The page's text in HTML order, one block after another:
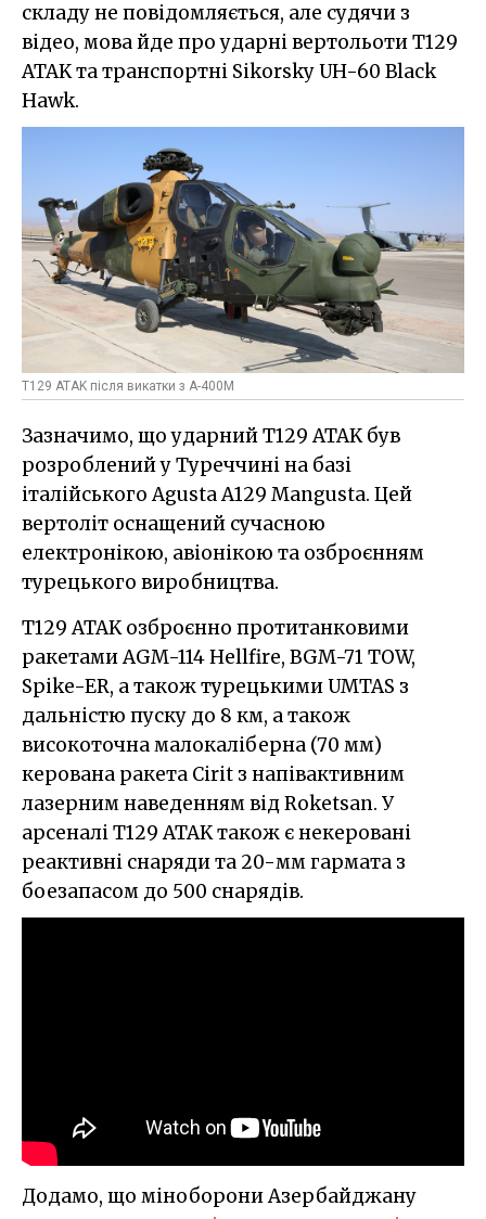
складу не повідомляється, але судячи з
відео, мова йде про ударні вертольоти T129
ATAK та транспортні Sikorsky UH-60 Black
Hawk.
T129 ATAK після викатки з А-400М
Зазначимо, що ударний T129 ATAK був
розроблений у Туреччині на базі
італійського Agusta A129 Mangusta. Цей
вертоліт оснащений сучасною
електронікою, авіонікою та озброєнням
турецького виробництва.
T129 ATAK озброєнно протитанковими
ракетами AGM-114 Hellfire, BGM-71 TOW,
Spike-ER, а також турецькими UMTAS з
дальністю пуску до 8 км, а також
високоточна малокаліберна (70 мм)
керована ракета Cirit з напівактивним
лазерним наведенням від Roketsan. У
арсеналі T129 ATAK також є некеровані
реактивні снаряди та 20-мм гармата з
боезапасом до 500 снарядів.
Додамо, що міноборони Азербайджану